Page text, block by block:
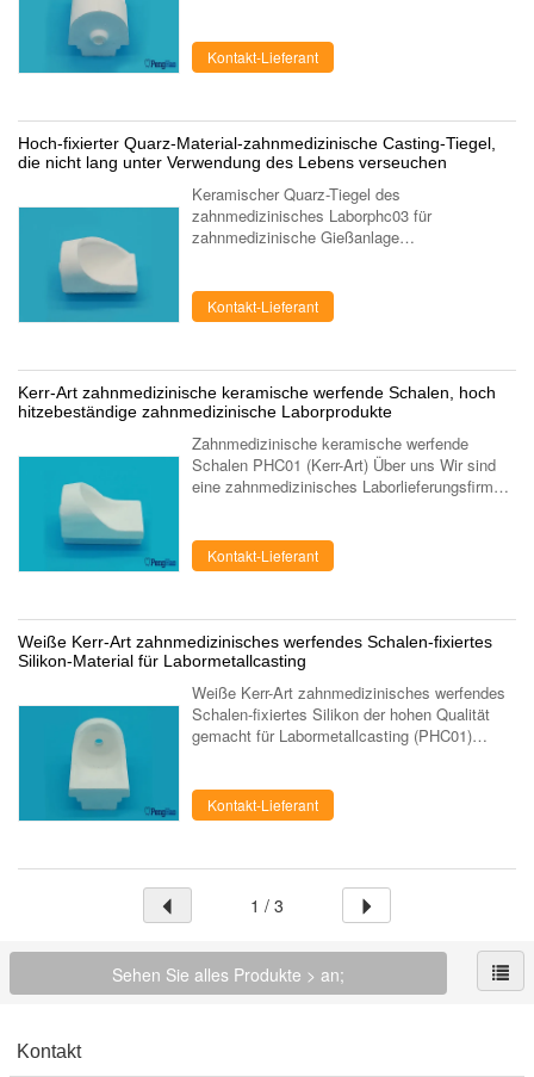
das der Quarzsand ...
Kontakt-Lieferant
Hoch-fixierter Quarz-Material-zahnmedizinische Casting-Tiegel,
die nicht lang unter Verwendung des Lebens verseuchen
Keramischer Quarz-Tiegel des
zahnmedizinisches Laborphc03 für
zahnmedizinische Gießanlage
Castingausrüstung. (PHC03, geschlossen) 1.
...
Kontakt-Lieferant
Kerr-Art zahnmedizinische keramische werfende Schalen, hoch
hitzebeständige zahnmedizinische Laborprodukte
Zahnmedizinische keramische werfende
Schalen PHC01 (Kerr-Art) Über uns Wir sind
eine zahnmedizinisches Laborlieferungsfirma,
Kontakt-Lieferant
Weiße Kerr-Art zahnmedizinisches werfendes Schalen-fixiertes
Silikon-Material für Labormetallcasting
Weiße Kerr-Art zahnmedizinisches werfendes
Schalen-fixiertes Silikon der hohen Qualität
gemacht für Labormetallcasting (PHC01)
Kontakt-Lieferant
1 / 3
Sehen Sie alles Produkte > an;
Kontakt